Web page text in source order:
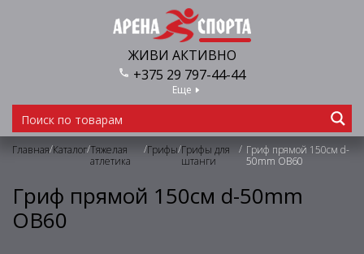
ЖИВИ АКТИВНО
+375 29 797-44-44
Еще
Главная/Каталог/Тяжелая
атлетика
/Грифы/Грифы для
штанги
/ Гриф прямой 150см d-
50mm OB60
Гриф прямой 150см d-50mm
OB60